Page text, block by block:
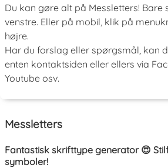
Du kan gøre alt på Messletters! Bare
venstre. Eller på mobil, klik på
højre.
Har du forslag eller spørgsmål, kan
enten kontaktsiden eller ellers via
Youtube osv.
Messletters
Fantastisk skrifttype generator 😍
symboler!